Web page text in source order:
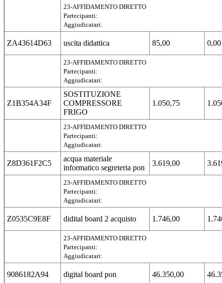
23-AFFIDAMENTO DIRETTO
Partecipanti:
Aggiudicatari:
ZA43614D63 uscita didattica 85,00 0,00
23-AFFIDAMENTO DIRETTO
Partecipanti:
Aggiudicatari:
Z1B354A34F
SOSTITUZIONE
COMPRESSORE
FRIGO
1.050,75
23-AFFIDAMENTO DIRETTO
Partecipanti:
Aggiudicatari:
Z8D361F2C5
acqua materiale
informatico segreteria pon
3.619,00
23-AFFIDAMENTO DIRETTO
Partecipanti:
Aggiudicatari:
Z0535C9E8F didital board 2 acquisto 1.746,00
23-AFFIDAMENTO DIRETTO
Partecipanti:
Aggiudicatari:
9086182A94 digital board pon 46.350,00